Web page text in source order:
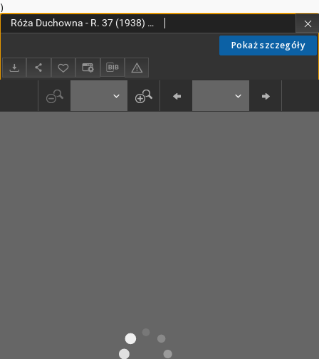
)
Pokaż szczegóły
Róża Duchowna - R. 37 (1938) n. 1-12